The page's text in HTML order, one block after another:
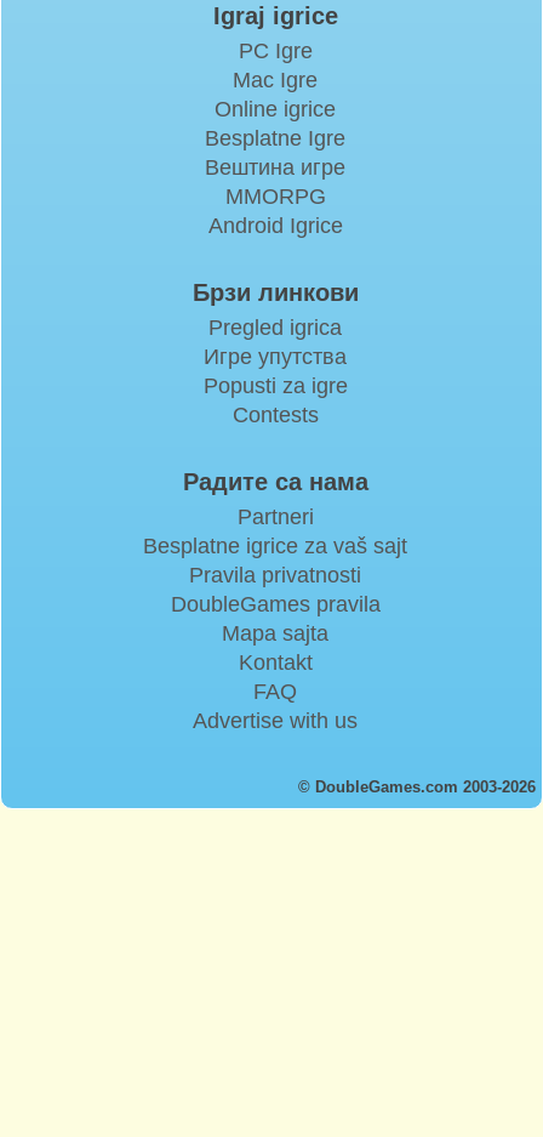
Igraj igrice
PC Igre
Mac Igre
Online igrice
Besplatne Igre
Вештина игре
MMORPG
Android Igrice
Брзи линкови
Pregled igrica
Игре упутства
Popusti za igre
Contests
Радите са нама
Partneri
Besplatne igrice za vaš sajt
Pravila privatnosti
DoubleGames pravila
Mapa sajta
Kontakt
FAQ
Advertise with us
© DoubleGames.com 2003-2026